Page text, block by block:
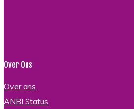
Over Ons
Over ons
ANBI Status